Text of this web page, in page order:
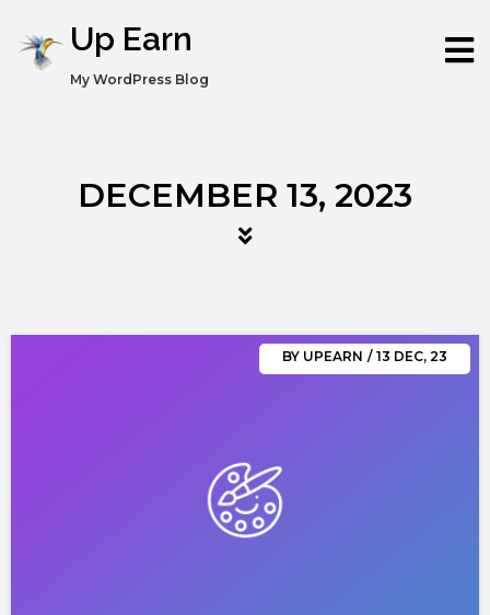
Up Earn
My WordPress Blog
DECEMBER 13, 2023
BY UPEARN / 13 DEC, 23